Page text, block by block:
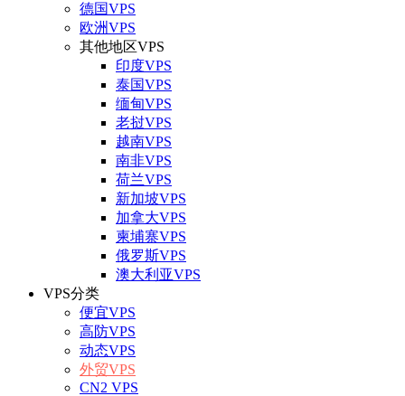
德国VPS
欧洲VPS
其他地区VPS
印度VPS
泰国VPS
缅甸VPS
老挝VPS
越南VPS
南非VPS
荷兰VPS
新加坡VPS
加拿大VPS
柬埔寨VPS
俄罗斯VPS
澳大利亚VPS
VPS分类
便宜VPS
高防VPS
动态VPS
外贸VPS
CN2 VPS